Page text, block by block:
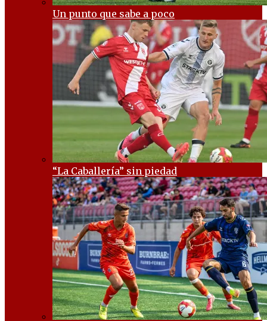
Un punto que sabe a poco
“La Caballería” sin piedad